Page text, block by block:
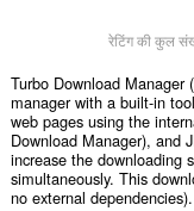
रेटिंग की कुल
Turbo Download
manager with a built-in
web pages using the
Download Manager), and
increase the downloading
simultaneously. This
no external dependencies).